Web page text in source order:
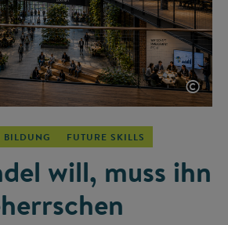
©
FUTURE SKILLS
will, muss ihn